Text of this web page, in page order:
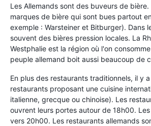
Les Allemands sont des buveurs de
marques de bière qui sont bues partout
exemple : Warsteiner et Bitburger). Dans
souvent des bières pression locales. La
Westphalie est la région où l'on
peuple allemand boit aussi beaucoup de
En plus des restaurants traditionnels, il y
restaurants proposant une cuisine
italienne, grecque ou chinoise). Les
ouvrent leurs portes autour de 18h00.
vers 20h00. Les restaurants allemands